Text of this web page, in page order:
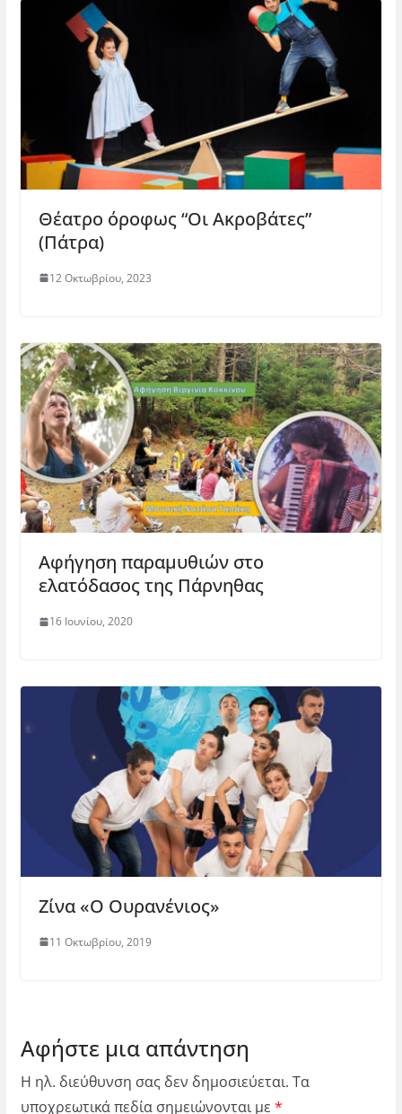
Θέατρο όροφως “Οι Ακροβάτες”
(Πάτρα)
12 Οκτωβρίου, 2023
Αφήγηση παραμυθιών στο
ελατόδασος της Πάρνηθας
16 Ιουνίου, 2020
Ζίνα «Ο Ουρανένιος»
11 Οκτωβρίου, 2019
Αφήστε μια απάντηση
Η ηλ. διεύθυνση σας δεν δημοσιεύεται. Τα
υποχρεωτικά πεδία σημειώνονται με *